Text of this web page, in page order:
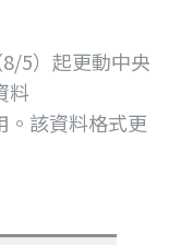
5）起更動中央
料
該資料格式更